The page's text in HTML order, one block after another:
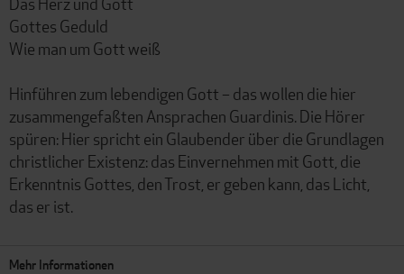
Gottes Geduld
Wie man um Gott weiß
Hinführen zum lebendigen Gott – das wollen die hier
zusammengefaßten Ansprachen Guardinis. Die Hörer
spüren: Hier spricht ein Glaubender über die Grundlagen
christlicher Existenz: das Einvernehmen mit Gott, die
Erkenntnis Gottes, den Trost, er geben kann, das Licht,
das er ist.
Mehr Informationen